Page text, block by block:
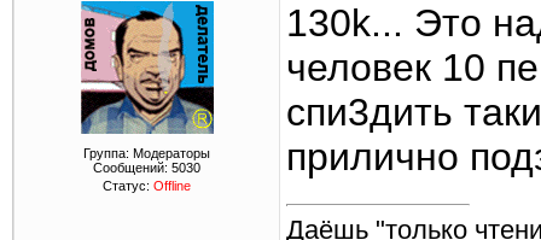
Группа: Модераторы
Сообщений: 5030
Статус: Offline
130k... Это
человек 10
спи3дить
прилично
Даёшь "только